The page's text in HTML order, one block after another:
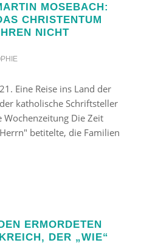
MOSEBACH:
CHRISTENTUM A
NICHT G
Eine Reise ins Land der
katholische Schriftsteller
Die Zeit
betitelte, die Familien
ERMORDETEN
DER „WIE“